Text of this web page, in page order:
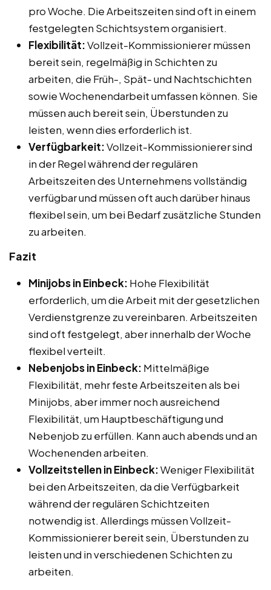
pro Woche. Die Arbeitszeiten sind oft in einem
festgelegten Schichtsystem organisiert.
Flexibilität:Vollzeit-Kommissionierer müssen
bereit sein, regelmäßig in Schichten zu
arbeiten, die Früh-, Spät- und Nachtschichten
sowie Wochenendarbeit umfassen können. Sie
müssen auch bereit sein, Überstunden zu
leisten, wenn dies erforderlich ist.
Verfügbarkeit:Vollzeit-Kommissionierer sind
in der Regel während der regulären
Arbeitszeiten des Unternehmens vollständig
verfügbar und müssen oft auch darüber hinaus
flexibel sein, um bei Bedarf zusätzliche Stunden
zu arbeiten.
Fazit
Minijobs in Einbeck: Hohe Flexibilität
erforderlich, um die Arbeit mit der gesetzlichen
Verdienstgrenze zu vereinbaren. Arbeitszeiten
sind oft festgelegt, aber innerhalb der Woche
flexibel verteilt.
Nebenjobs in Einbeck: Mittelmäßige
Flexibilität, mehr feste Arbeitszeiten als bei
Minijobs, aber immer noch ausreichend
Flexibilität, um Hauptbeschäftigung und
Nebenjob zu erfüllen. Kann auch abends und an
Wochenenden arbeiten.
Vollzeitstellen in Einbeck:Weniger Flexibilität
bei den Arbeitszeiten, da die Verfügbarkeit
während der regulären Schichtzeiten
notwendig ist. Allerdings müssen Vollzeit-
Kommissionierer bereit sein, Überstunden zu
leisten und in verschiedenen Schichten zu
arbeiten.